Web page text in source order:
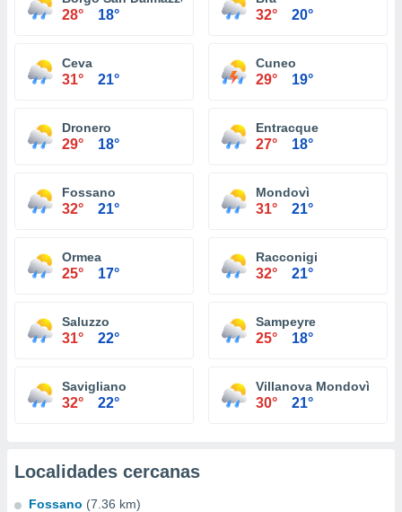
28° 18° 32° 20°
Ceva
31° 21°
Cuneo
29° 19°
Dronero
29° 18°
Entracque
27° 18°
Fossano
32° 21°
Mondovì
31° 21°
Ormea
25° 17°
Racconigi
32° 21°
Saluzzo
31° 22°
Sampeyre
25° 18°
Savigliano
32° 22°
Villanova Mondovì
30° 21°
Localidades cercanas
Fossano (7.36 km)